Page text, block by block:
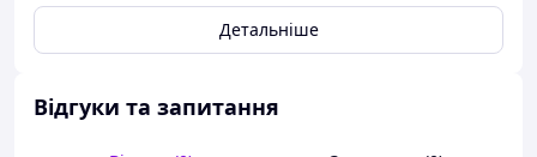
Усі предмети набору виготовлені з міцного
загартованого скла, це робить набір практичним і
бажально високу довговічність у разі нормального
та глечик роблять його і справжньою окрасою будь-
якого стола. Усі предмети набору можна мити в
посудомийній машині.
Детальніше
Відгуки та запитання